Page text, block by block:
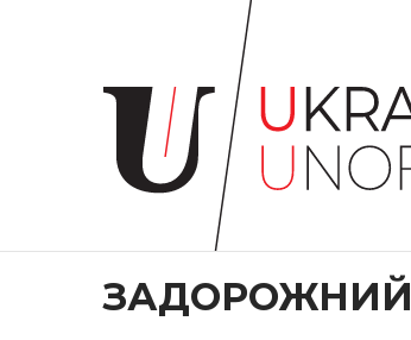
Головна
проєкт
Художники
Колекції
Контакти
ЗАДОРОЖНИЙ